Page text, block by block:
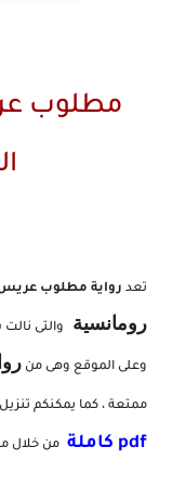
مطلوب
تعد رواية مطلوب
رومانسية
والتى
وعلى الموقع وهى من
ممتعة ، كما يمكنكم تنزيل
pdf كاملة
من خلال